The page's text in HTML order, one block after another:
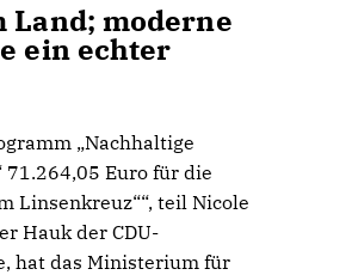
moderne
ein echter
„Nachhaltige
Euro für die
Linsenkreuz““, teil Nicole
Hauk der CDU-
hat das Ministerium für